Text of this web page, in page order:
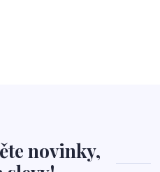
novinky,